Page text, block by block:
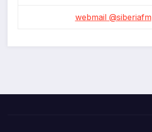
webmail @siberiafm